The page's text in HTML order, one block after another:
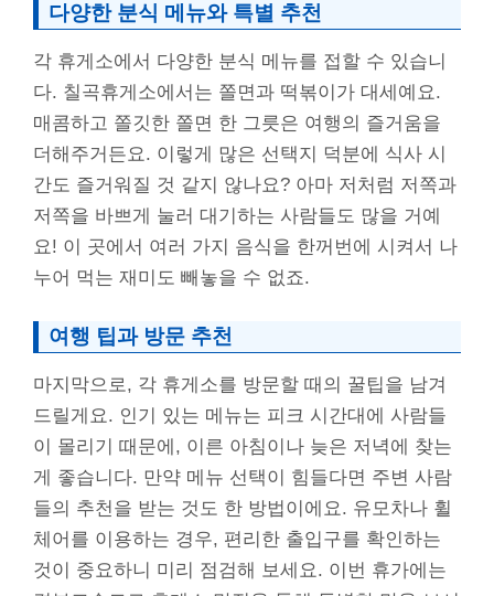
다양한 분식 메뉴와 특별 추천
각 휴게소에서 다양한 분식 메뉴를 접할 수 있습니
다. 칠곡휴게소에서는 쫄면과 떡볶이가 대세예요.
매콤하고 쫄깃한 쫄면 한 그릇은 여행의 즐거움을
더해주거든요. 이렇게 많은 선택지 덕분에 식사 시
간도 즐거워질 것 같지 않나요? 아마 저처럼 저쪽과
저쪽을 바쁘게 눌러 대기하는 사람들도 많을 거예
요! 이 곳에서 여러 가지 음식을 한꺼번에 시켜서 나
누어 먹는 재미도 빼놓을 수 없죠.
여행 팁과 방문 추천
마지막으로, 각 휴게소를 방문할 때의 꿀팁을 남겨
드릴게요. 인기 있는 메뉴는 피크 시간대에 사람들
이 몰리기 때문에, 이른 아침이나 늦은 저녁에 찾는
게 좋습니다. 만약 메뉴 선택이 힘들다면 주변 사람
들의 추천을 받는 것도 한 방법이에요. 유모차나 휠
체어를 이용하는 경우, 편리한 출입구를 확인하는
것이 중요하니 미리 점검해 보세요. 이번 휴가에는